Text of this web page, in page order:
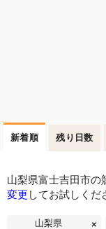
新着順 残り日数
山梨県富士吉田市の
変更 してお試しくだ
山梨県